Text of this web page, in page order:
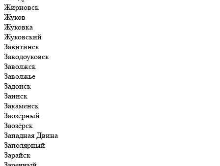
Жирновск
Жуков
Жуковка
Жуковский
Завитинск
Заводоуковск
Заволжск
Заволжье
Задонск
Заинск
Закаменск
Заозёрный
Заозёрск
Западная Двина
Заполярный
Зарайск